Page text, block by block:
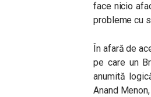
face nicio
probleme cu
În afară de
pe care un
anumită
Anand